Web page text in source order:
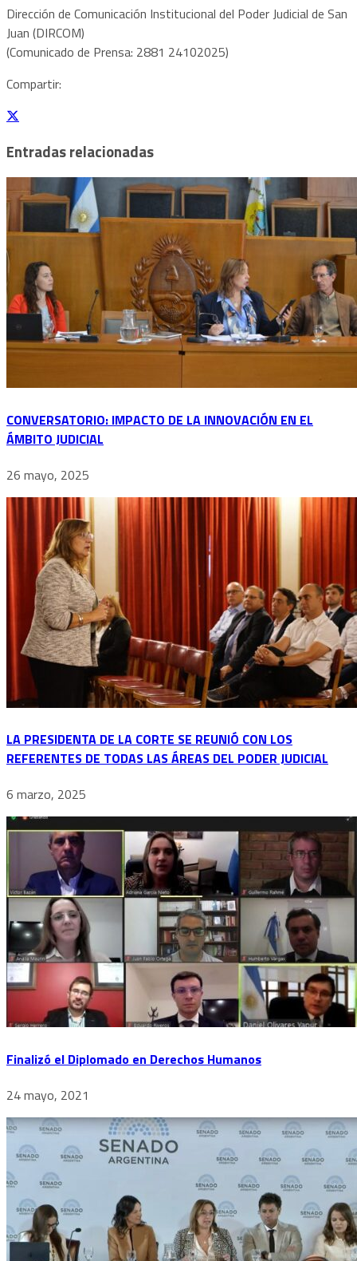
Dirección de Comunicación Institucional del Poder Judicial de San
Juan (DIRCOM)
(Comunicado de Prensa: 2881 24102025)
Compartir:
Entradas relacionadas
CONVERSATORIO: IMPACTO DE LA INNOVACIÓN EN EL
ÁMBITO JUDICIAL
26 mayo, 2025
LA PRESIDENTA DE LA CORTE SE REUNIÓ CON LOS
REFERENTES DE TODAS LAS ÁREAS DEL PODER JUDICIAL
6 marzo, 2025
Finalizó el Diplomado en Derechos Humanos
24 mayo, 2021